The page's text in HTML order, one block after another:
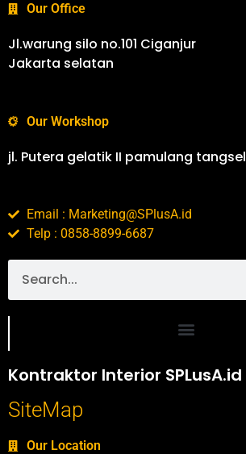
Our Office
Jl.warung silo no.101 Ciganjur
Jakarta selatan
Our Workshop
jl. Putera gelatik II pamulang tangsel
Email : Marketing@SPlusA.id
Telp : 0858-8899-6687
Kontraktor Interior SPLusA.id
SiteMap
Our Location